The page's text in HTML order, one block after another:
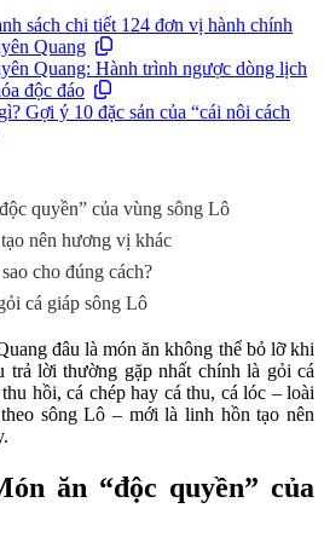
sách chi tiết 124 đơn vị hành chính
Quang
Quang: Hành trình ngược dòng lịch
độc đáo
Gợi ý 10 đặc sản của “cái nôi cách
quyền” của vùng sông Lô
nên hương vị khác
cho đúng cách?
cá giáp sông Lô
đâu là món ăn không thể bỏ lỡ khi
trả lời thường gặp nhất chính là gỏi cá
hồi, cá chép hay cá thu, cá lóc – loài
sông Lô – mới là linh hồn tạo nên
ăn “độc quyền” của